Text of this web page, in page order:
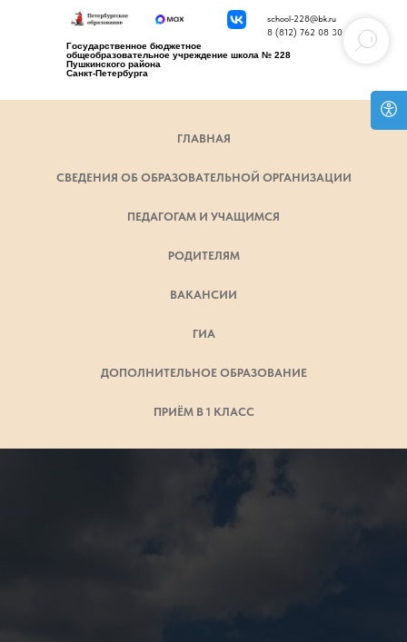
Государственное бюджетное
общеобразовательное учреждение школа № 228
Пушкинского района
Санкт-Петербурга
school-228@bk.ru
8 (812) 762 08 30
ГЛАВНАЯ
СВЕДЕНИЯ ОБ ОБРАЗОВАТЕЛЬНОЙ ОРГАНИЗАЦИИ
ПЕДАГОГАМ И УЧАЩИМСЯ
РОДИТЕЛЯМ
ВАКАНСИИ
ГИА
ДОПОЛНИТЕЛЬНОЕ ОБРАЗОВАНИЕ
ПРИЁМ В 1 КЛАСС